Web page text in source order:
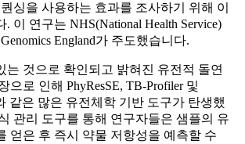
싱을 사용하는 효과를 조사하기 위해 이
. 이 연구는 NHS(National Health Service)
England가 주도했습니다.
는 것으로 확인되고 밝혀진 유전적 돌연
으로 인해 PhyResSE, TB-Profiler 및
같은 많은 유전체학 기반 도구가 탄생했
관리 도구를 통해 연구자들은 샘플의 유
얻은 후 즉시 약물 저항성을 예측할 수